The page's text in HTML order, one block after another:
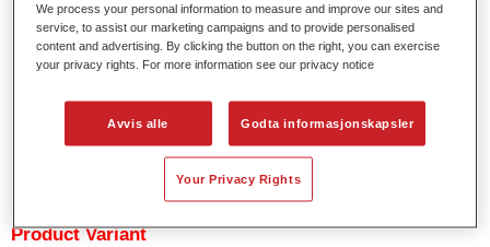
Produktfunksjoner
Enkel og rask å påføre.
Gir enestående fargenøyaktighet med jevn effekt.
Muliggjør enkel og pålitelig blanding.
Svært god dekkevne.
Product Variant
We process your personal information to measure and improve our sites and
service, to assist our marketing campaigns and to provide personalised
content and advertising. By clicking the button on the right, you can exercise
your privacy rights. For more information see our privacy notice
Avvis alle Godta informasjonskapsler
Your Privacy Rights